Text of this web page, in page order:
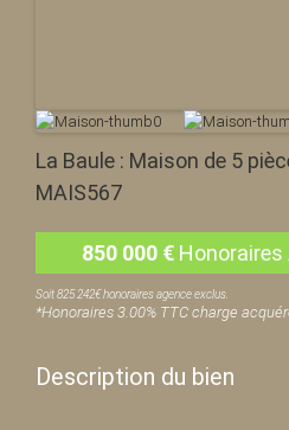
La Baule : Maison de 5
MAIS567
850 000€
Soit 825 242€ honoraires agence exclus.
*Honoraires 3.00% TTC charge
Description du bien